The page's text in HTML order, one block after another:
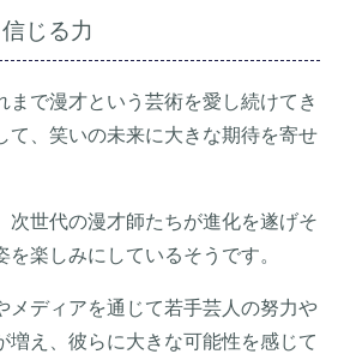
じる力
まで漫才という芸術を愛し続けてき
て、笑いの未来に大きな期待を寄せ
次世代の漫才師たちが進化を遂げそ
楽しみにしているそうです。
メディアを通じて若手芸人の努力や
増え、彼らに大きな可能性を感じて